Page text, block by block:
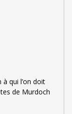
qui l’on doit
de Murdoch